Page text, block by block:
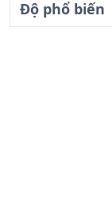
Độ phổ biến